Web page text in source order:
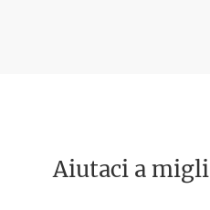
Aiutaci a